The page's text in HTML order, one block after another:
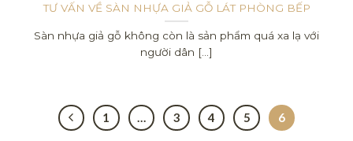
TƯ VẤN VỀ SÀN NHỰA GIẢ GỖ LÁT PHÒNG BẾP
Sàn nhựa giả gỗ không còn là sản phẩm quá xa lạ với
người dân [...]
1 3 4 5 6